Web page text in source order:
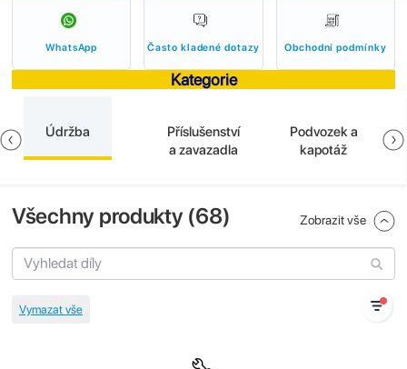
WhatsApp Často kladené dotazy Obchodní podmínky
Kategorie
Údržba
Příslušenství
a zavazadla
Podvozek a
kapotáž
Všechny produkty (68) Zobrazit vše